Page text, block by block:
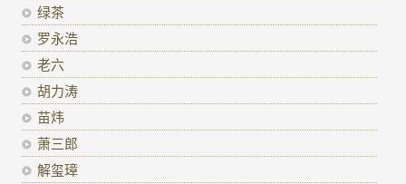
绿茶
罗永浩
老六
胡力涛
苗炜
萧三郎
解玺璋